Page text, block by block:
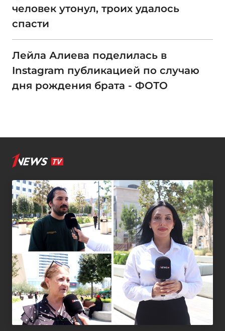
человек утонул, троих удалось
спасти
Лейла Алиева поделилась в
Instagram публикацией по случаю
дня рождения брата - ФОТО